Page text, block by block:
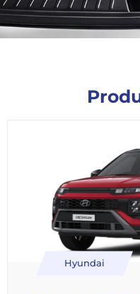
Hyundai